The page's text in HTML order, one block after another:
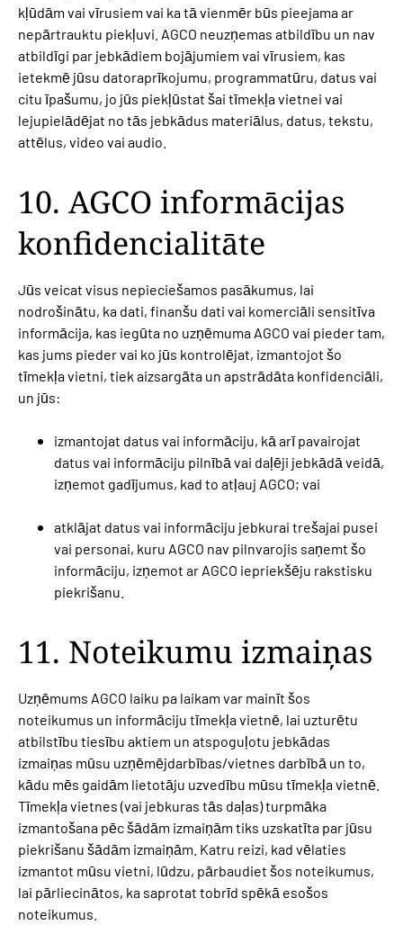
kļūdām vai vīrusiem vai ka tā vienmēr būs pieejama ar
nepārtrauktu piekļuvi. AGCO neuzņemas atbildību un nav
atbildīgi par jebkādiem bojājumiem vai vīrusiem, kas
ietekmē jūsu datoraprīkojumu, programmatūru, datus vai
citu īpašumu, jo jūs piekļūstat šai tīmekļa vietnei vai
lejupielādējat no tās jebkādus materiālus, datus, tekstu,
attēlus, video vai audio.
10. AGCO informācijas
konfidencialitāte
Jūs veicat visus nepieciešamos pasākumus, lai
nodrošinātu, ka dati, finanšu dati vai komerciāli sensitīva
informācija, kas iegūta no uzņēmuma AGCO vai pieder tam,
kas jums pieder vai ko jūs kontrolējat, izmantojot šo
tīmekļa vietni, tiek aizsargāta un apstrādāta konfidenciāli,
un jūs:
izmantojat datus vai informāciju, kā arī pavairojat
datus vai informāciju pilnībā vai daļēji jebkādā veidā,
izņemot gadījumus, kad to atļauj AGCO; vai
atklājat datus vai informāciju jebkurai trešajai pusei
vai personai, kuru AGCO nav pilnvarojis saņemt šo
informāciju, izņemot ar AGCO iepriekšēju rakstisku
piekrišanu.
11. Noteikumu izmaiņas
Uzņēmums AGCO laiku pa laikam var mainīt šos
noteikumus un informāciju tīmekļa vietnē, lai uzturētu
atbilstību tiesību aktiem un atspoguļotu jebkādas
izmaiņas mūsu uzņēmējdarbības/vietnes darbībā un to,
kādu mēs gaidām lietotāju uzvedību mūsu tīmekļa vietnē.
Tīmekļa vietnes (vai jebkuras tās daļas) turpmāka
izmantošana pēc šādām izmaiņām tiks uzskatīta par jūsu
piekrišanu šādām izmaiņām. Katru reizi, kad vēlaties
izmantot mūsu vietni, lūdzu, pārbaudiet šos noteikumus,
lai pārliecinātos, ka saprotat tobrīd spēkā esošos
noteikumus.